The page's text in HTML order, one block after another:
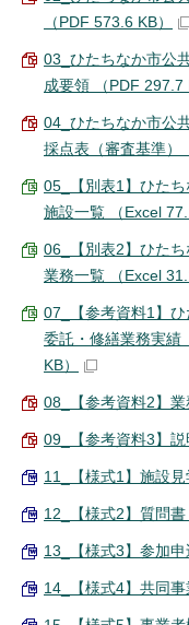
（PDF 573.6 KB）
03_ひたちなか市公
成要領 （PDF 297.7
04_ひたちなか市公
採点表（審査基準）
05_【別表1】ひた
施設一覧 （Excel
06_【別表2】ひた
業務一覧 （Excel
07_【参考資料1】ひ
委託・修繕業務実績
KB）
08_【参考資料2】業
09_【参考資料3】説
11_【様式1】施設見
12_【様式2】質問書
13_【様式3】参加申
14_【様式4】共同事